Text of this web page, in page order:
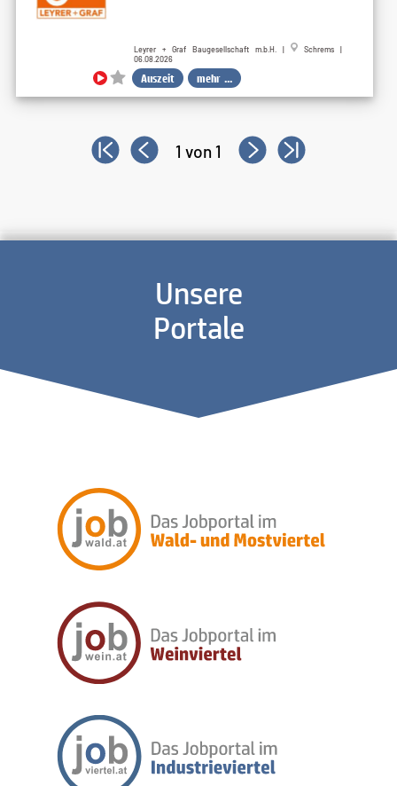
Leyrer + Graf Baugesellschaft m.b.H. |
Schrems |
06.08.2026
Auszeit mehr ...
1 von 1
Unsere
Portale